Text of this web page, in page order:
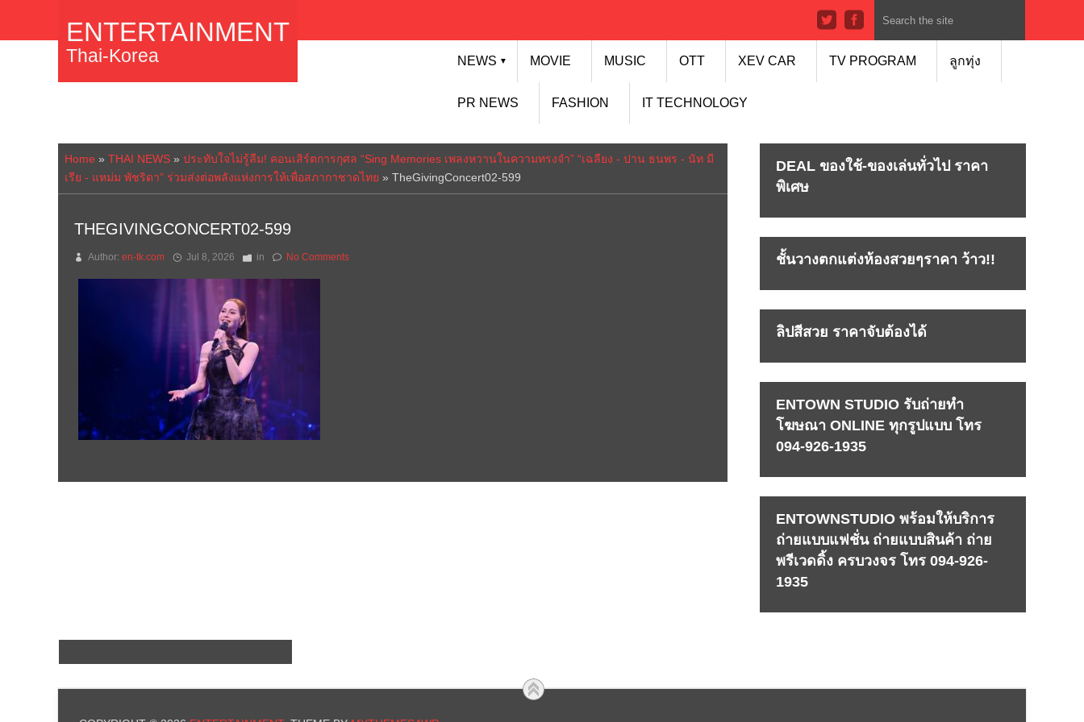
NEWS ▼ MOVIE MUSIC OTT XEV CAR TV PROGRAM ลูกทุ่ง
PR NEWS FASHION IT TECHNOLOGY
ENTERTAINMENT
Thai-Korea
Home » THAI NEWS » ประทับใจไม่รู้ลืม! คอนเสิร์ตการกุศล “Sing Memories เพลงหวานในความทรงจำ” “เฉลียง - ปาน ธนพร - นัท มี
เรีย - แหม่ม พัชริดา” ร่วมส่งต่อพลังแห่งการให้เพื่อสภากาชาดไทย » TheGivingConcert02-599
THEGIVINGCONCERT02-599
Author: en-tk.com Jul 8, 2026 in No Comments
DEAL ของใช้-ของเล่นทั่วไป ราคา
พิเศษ
ชั้นวางตกแต่งห้องสวยๆราคา ว้าว!!
ลิปสีสวย ราคาจับต้องได้
ENTOWN STUDIO รับถ่ายทำ
โฆษณา ONLINE ทุกรูปแบบ โทร
094-926-1935
ENTOWNSTUDIO พร้อมให้บริการ
ถ่ายแบบแฟชั่น ถ่ายแบบสินค้า ถ่าย
พรีเวดดิ้ง ครบวงจร โทร 094-926-
1935